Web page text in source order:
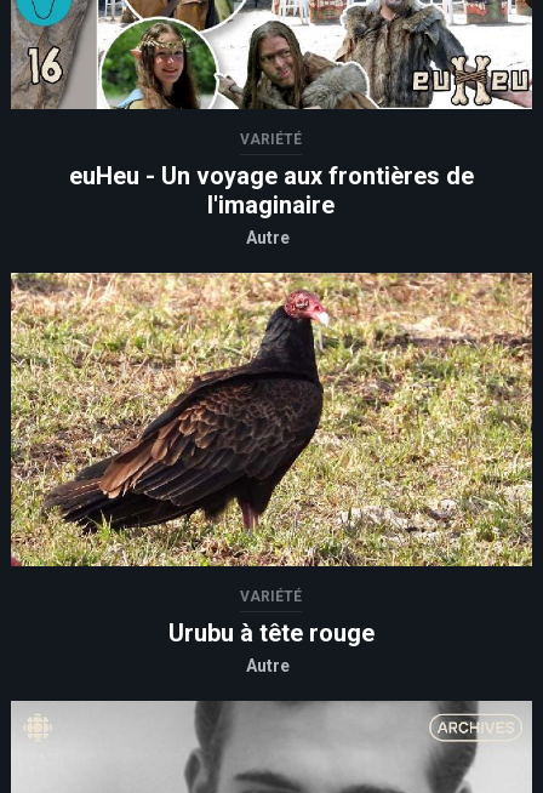
VARIÉTÉ
euHeu - Un voyage aux frontières de
l'imaginaire
Autre
VARIÉTÉ
Urubu à tête rouge
Autre